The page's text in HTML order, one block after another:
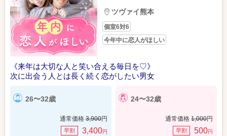
ツヴァイ熊本
個室6対6
今年中に恋人がほしい
《来年は大切な人と笑い合える毎日を♡》
次に出会う人とは長く続く恋がしたい男女
26〜32歳
通常価格 3,900円
早割 3,400円
24〜32歳
通常価格 1,000円
早割 500円